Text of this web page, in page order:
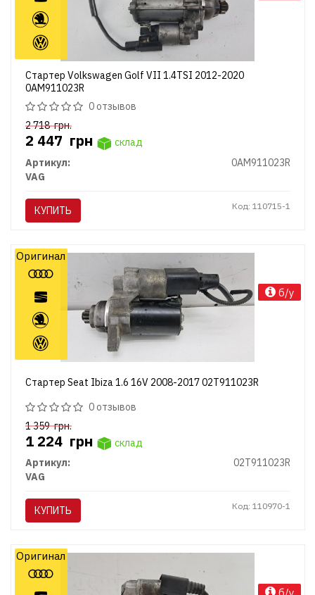
Стартер Volkswagen Golf VII 1.4TSI 2012-2020
0AM911023R
0 отзывов
2 718грн.
2 447 грн
склад
Артикул:
0AM911023R
VAG
КУПИТЬ Код: 110715-1
Стартер Seat Ibiza 1.6 16V 2008-2017 02T911023R
0 отзывов
1 359грн.
1 224 грн
склад
Артикул:
02T911023R
VAG
КУПИТЬ Код: 110970-1
Оригинал
б/у
Оригинал